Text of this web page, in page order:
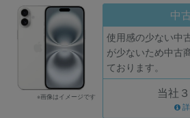
※画像はイメージです
中
使用感の少ない中
が少ないため中古
ております。
当社
詳
フリーワード
除外ワード
人気の検索ワード： Let's note